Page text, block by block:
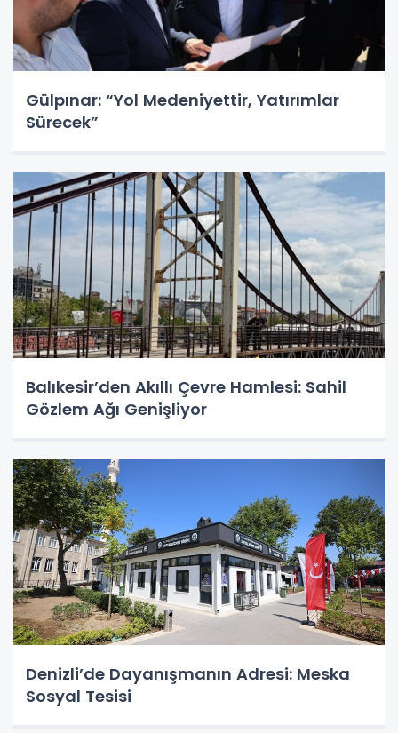
Gülpınar: “Yol Medeniyettir, Yatırımlar
Sürecek”
Balıkesir’den Akıllı Çevre Hamlesi: Sahil
Gözlem Ağı Genişliyor
Denizli’de Dayanışmanın Adresi: Meska
Sosyal Tesisi